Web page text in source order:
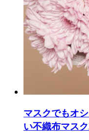
マスクでもオ
い不織布マス